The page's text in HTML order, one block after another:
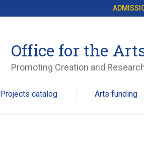
Office for the
Promoting Creation and
Projects catalog Arts funding